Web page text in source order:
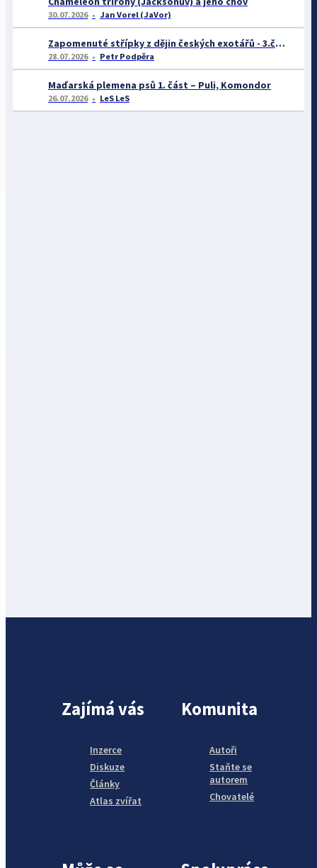
30.07.2026 Jan Vorel (JaVor)
Zapomenuté střípky z dějin českých exotářů - 3.část
28.07.2026 Petr Podpěra
Maďarská plemena psů 1. část – Puli, Komondor
26.07.2026 LeS LeS
Zajímá vás
Inzerce
Diskuze
Články
Atlas zvířat
Komunita
Autoři
Staňte se
autorem
Chovatelé